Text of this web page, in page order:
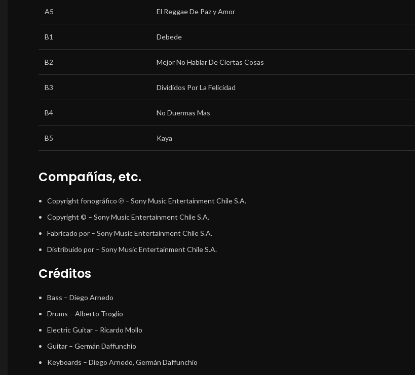
A5 El Reggae De Paz y Amor
B1 Debede
B2 Mejor No Hablar De Ciertas Cosas
B3 Divididos Por La Felicidad
B4 No Duermas Mas
B5 Kaya
Compañías, etc.
Copyright fonográfico ℗ – Sony Music Entertainment Chile S.A.
Copyright © – Sony Music Entertainment Chile S.A.
Fabricado por – Sony Music Entertainment Chile S.A.
Distribuido por – Sony Music Entertainment Chile S.A.
Créditos
Bass – Diego Arnedo
Drums – Alberto Troglio
Electric Guitar – Ricardo Mollo
Guitar – Germán Daffunchio
Keyboards – Diego Arnedo, Germán Daffunchio